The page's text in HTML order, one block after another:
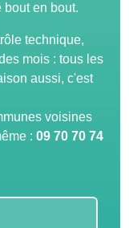
bout en bout.
technique,
mois : tous les
aussi, c'est
voisines
: 09 70 70 74